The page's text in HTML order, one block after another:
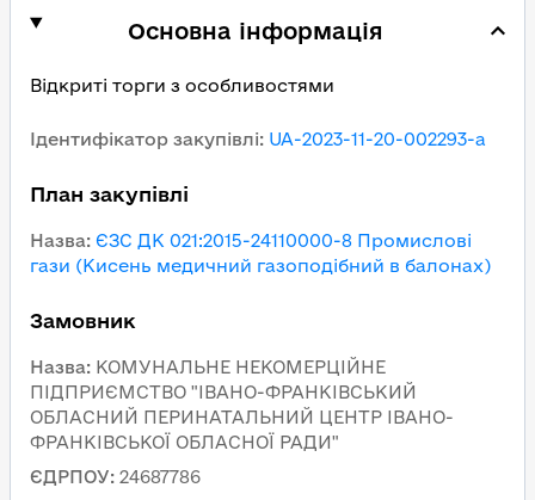
Основна інформація
Відкриті торги з особливостями
Ідентифікатор закупівлі: UA-2023-11-20-002293-a
План закупівлі
Назва: ЄЗС ДК 021:2015-24110000-8 Промислові
гази (Кисень медичний газоподібний в балонах)
Замовник
Назва: КОМУНАЛЬНЕ НЕКОМЕРЦІЙНЕ
ПІДПРИЄМСТВО "ІВАНО-ФРАНКІВСЬКИЙ
ОБЛАСНИЙ ПЕРИНАТАЛЬНИЙ ЦЕНТР ІВАНО-
ФРАНКІВСЬКОЇ ОБЛАСНОЇ РАДИ"
ЄДРПОУ: 24687786